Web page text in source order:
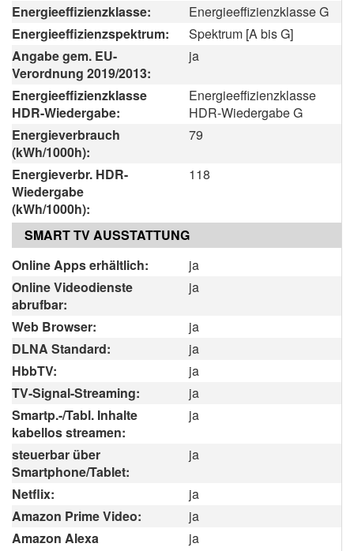
Energieeffizienzklasse:
Energieeffizienzklasse G
Energieeffizienzspektrum:
Spektrum [A bis G]
Angabe gem. EU-
Verordnung 2019/2013:
ja
Energieeffizienzklasse
HDR-Wiedergabe:
Energieeffizienzklasse
HDR-Wiedergabe G
Energieverbrauch
(kWh/1000h):
79
Energieverbr. HDR-
Wiedergabe
(kWh/1000h):
118
SMART TV AUSSTATTUNG
Online Apps erhältlich:
ja
Online Videodienste
abrufbar:
ja
Web Browser:
ja
DLNA Standard:
ja
HbbTV:
ja
TV-Signal-Streaming:
ja
Smartp.-/Tabl. Inhalte
kabellos streamen:
ja
steuerbar über
Smartphone/Tablet:
ja
Netflix:
ja
Amazon Prime Video:
ja
Amazon Alexa
ja